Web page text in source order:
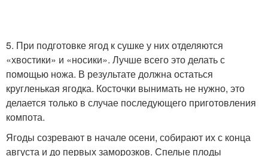
5. При подготовке ягод к сушке у них отделяются
«хвостики» и «носики». Лучше всего это делать с
помощью ножа. В результате должна остаться
кругленькая ягодка. Косточки вынимать не нужно, это
делается только в случае последующего приготовления
компота.
Ягоды созревают в начале осени, собирают их с конца
августа и до первых заморозков. Спелые плоды